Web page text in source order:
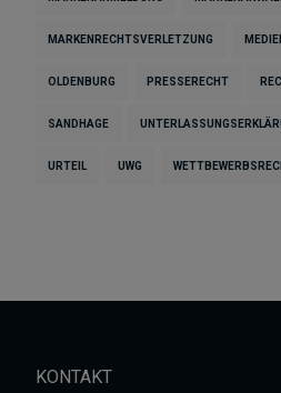
MARKENRECHTSVERLETZUNG
OLDENBURG PRESSERECHT
SANDHAGE
URTEIL UWG
KONTAKT